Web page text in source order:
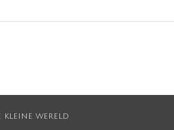
kleine wereld